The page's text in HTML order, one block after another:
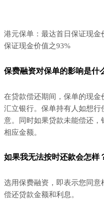
港元保单：最达首日保证现金
保证现金价值之93%
保费融资对保单的影响是什
在贷款偿还期间，保单的现
汇立银行。保单持有人如想行
意。同时如果贷款未能偿还
相应金额。
如果我无法按时还款会怎样
选用保费融资，即表示您同意
偿还贷款金额和利息。